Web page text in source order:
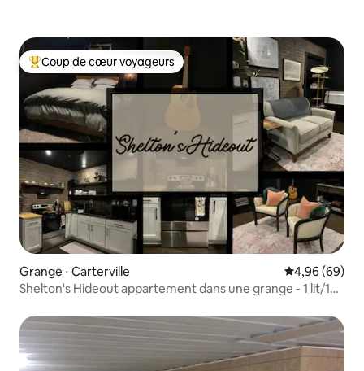
Coups de cœur voyageurs les plus appréciés
Coup de cœur voyageurs
Grange ⋅ Carterville Évaluation
4,96 (69)
Shelton's Hideout appartement dans une grange - 1 lit/1